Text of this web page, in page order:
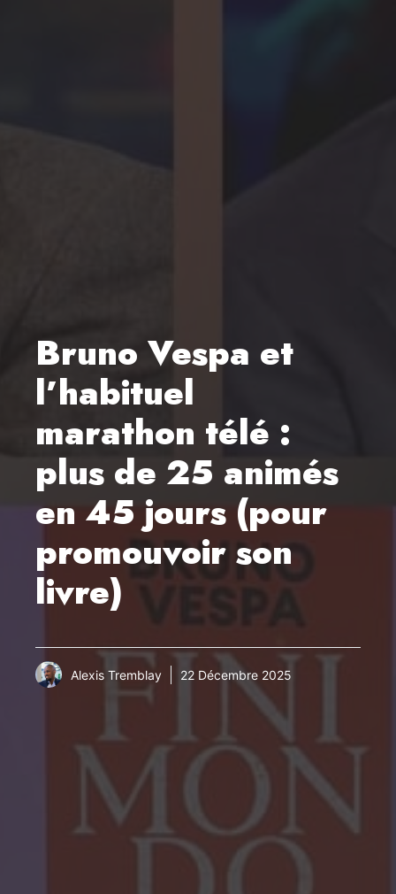
Bruno Vespa et
l’habituel
marathon télé :
plus de 25 animés
en 45 jours (pour
promouvoir son
livre)
Alexis Tremblay 22 Décembre 2025